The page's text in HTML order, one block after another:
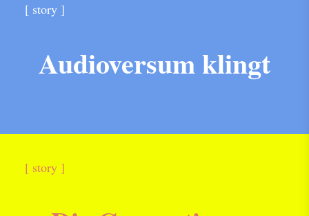
[ story ]
Audioversum klingt
[ story ]